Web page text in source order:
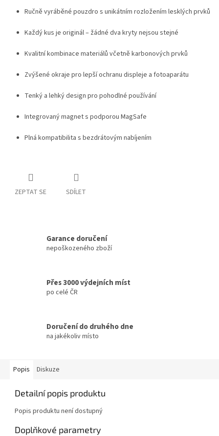
Ručně vyráběné pouzdro s unikátním rozložením lesklých prvků
Každý kus je originál – žádné dva kryty nejsou stejné
Kvalitní kombinace materiálů včetně karbonových prvků
Zvýšené okraje pro lepší ochranu displeje a fotoaparátu
Tenký a lehký design pro pohodlné používání
Integrovaný magnet s podporou MagSafe
Plná kompatibilita s bezdrátovým nabíjením
ZEPTAT SE SDÍLET
Garance doručení
nepoškozeného zboží
Přes 3000 výdejních míst
po celé ČR
Doručení do druhého dne
na jakékoliv místo
Popis Diskuze
Detailní popis produktu
Popis produktu není dostupný
Doplňkové parametry